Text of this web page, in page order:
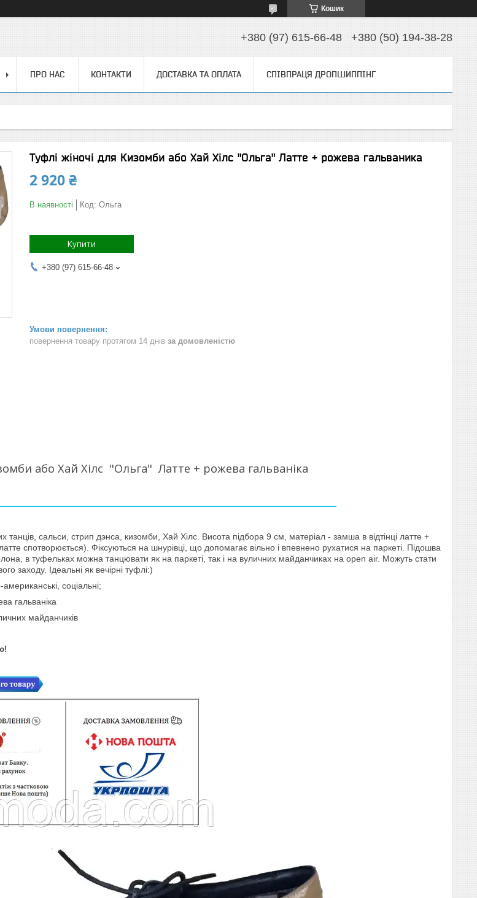
Кошик
+380 (97) 615-66-48 +380 (50) 194-38-28
ПРО НАС КОНТАКТИ ДОСТАВКА ТА ОПЛАТА СПІВПРАЦЯ ДРОПШИППІНГ
Туфлі жіночі для Кизомби або Хай Хілс "Ольга" Латте + рожева гальваника
2 920 ₴
В наявності Код: Ольга
Купити
+380 (97) 615-66-48
повернення товару протягом 14 днів за домовленістю
або Хай Хілс "Ольга" Латте + рожева гальваніка
танців, сальси, стрип дэнса, кизомби, Хай Хілс. Висота підбора 9 см, матеріал - замша в відтінці латте +
спотворюється). Фіксуються на шнурівці, що допомагає вільно і впевнено рухатися на паркеті. Підошва
в туфельках можна танцювати як на паркеті, так і на вуличних майданчиках на open air. Можуть стати
заходу. Ідеальні як вечірні туфлі:)
соціальні;
гальваніка
майданчиків